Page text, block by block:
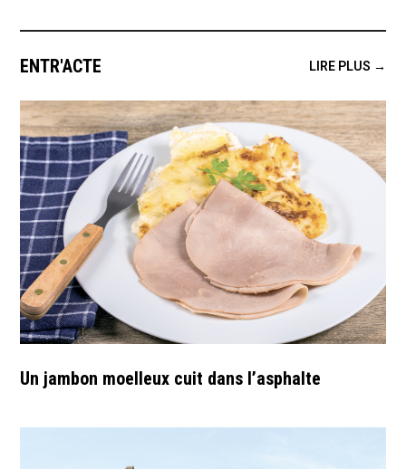
ENTR'ACTE LIRE PLUS →
Un jambon moelleux cuit dans l’asphalte